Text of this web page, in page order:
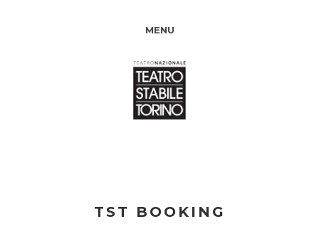
MENU
TST BOOKING